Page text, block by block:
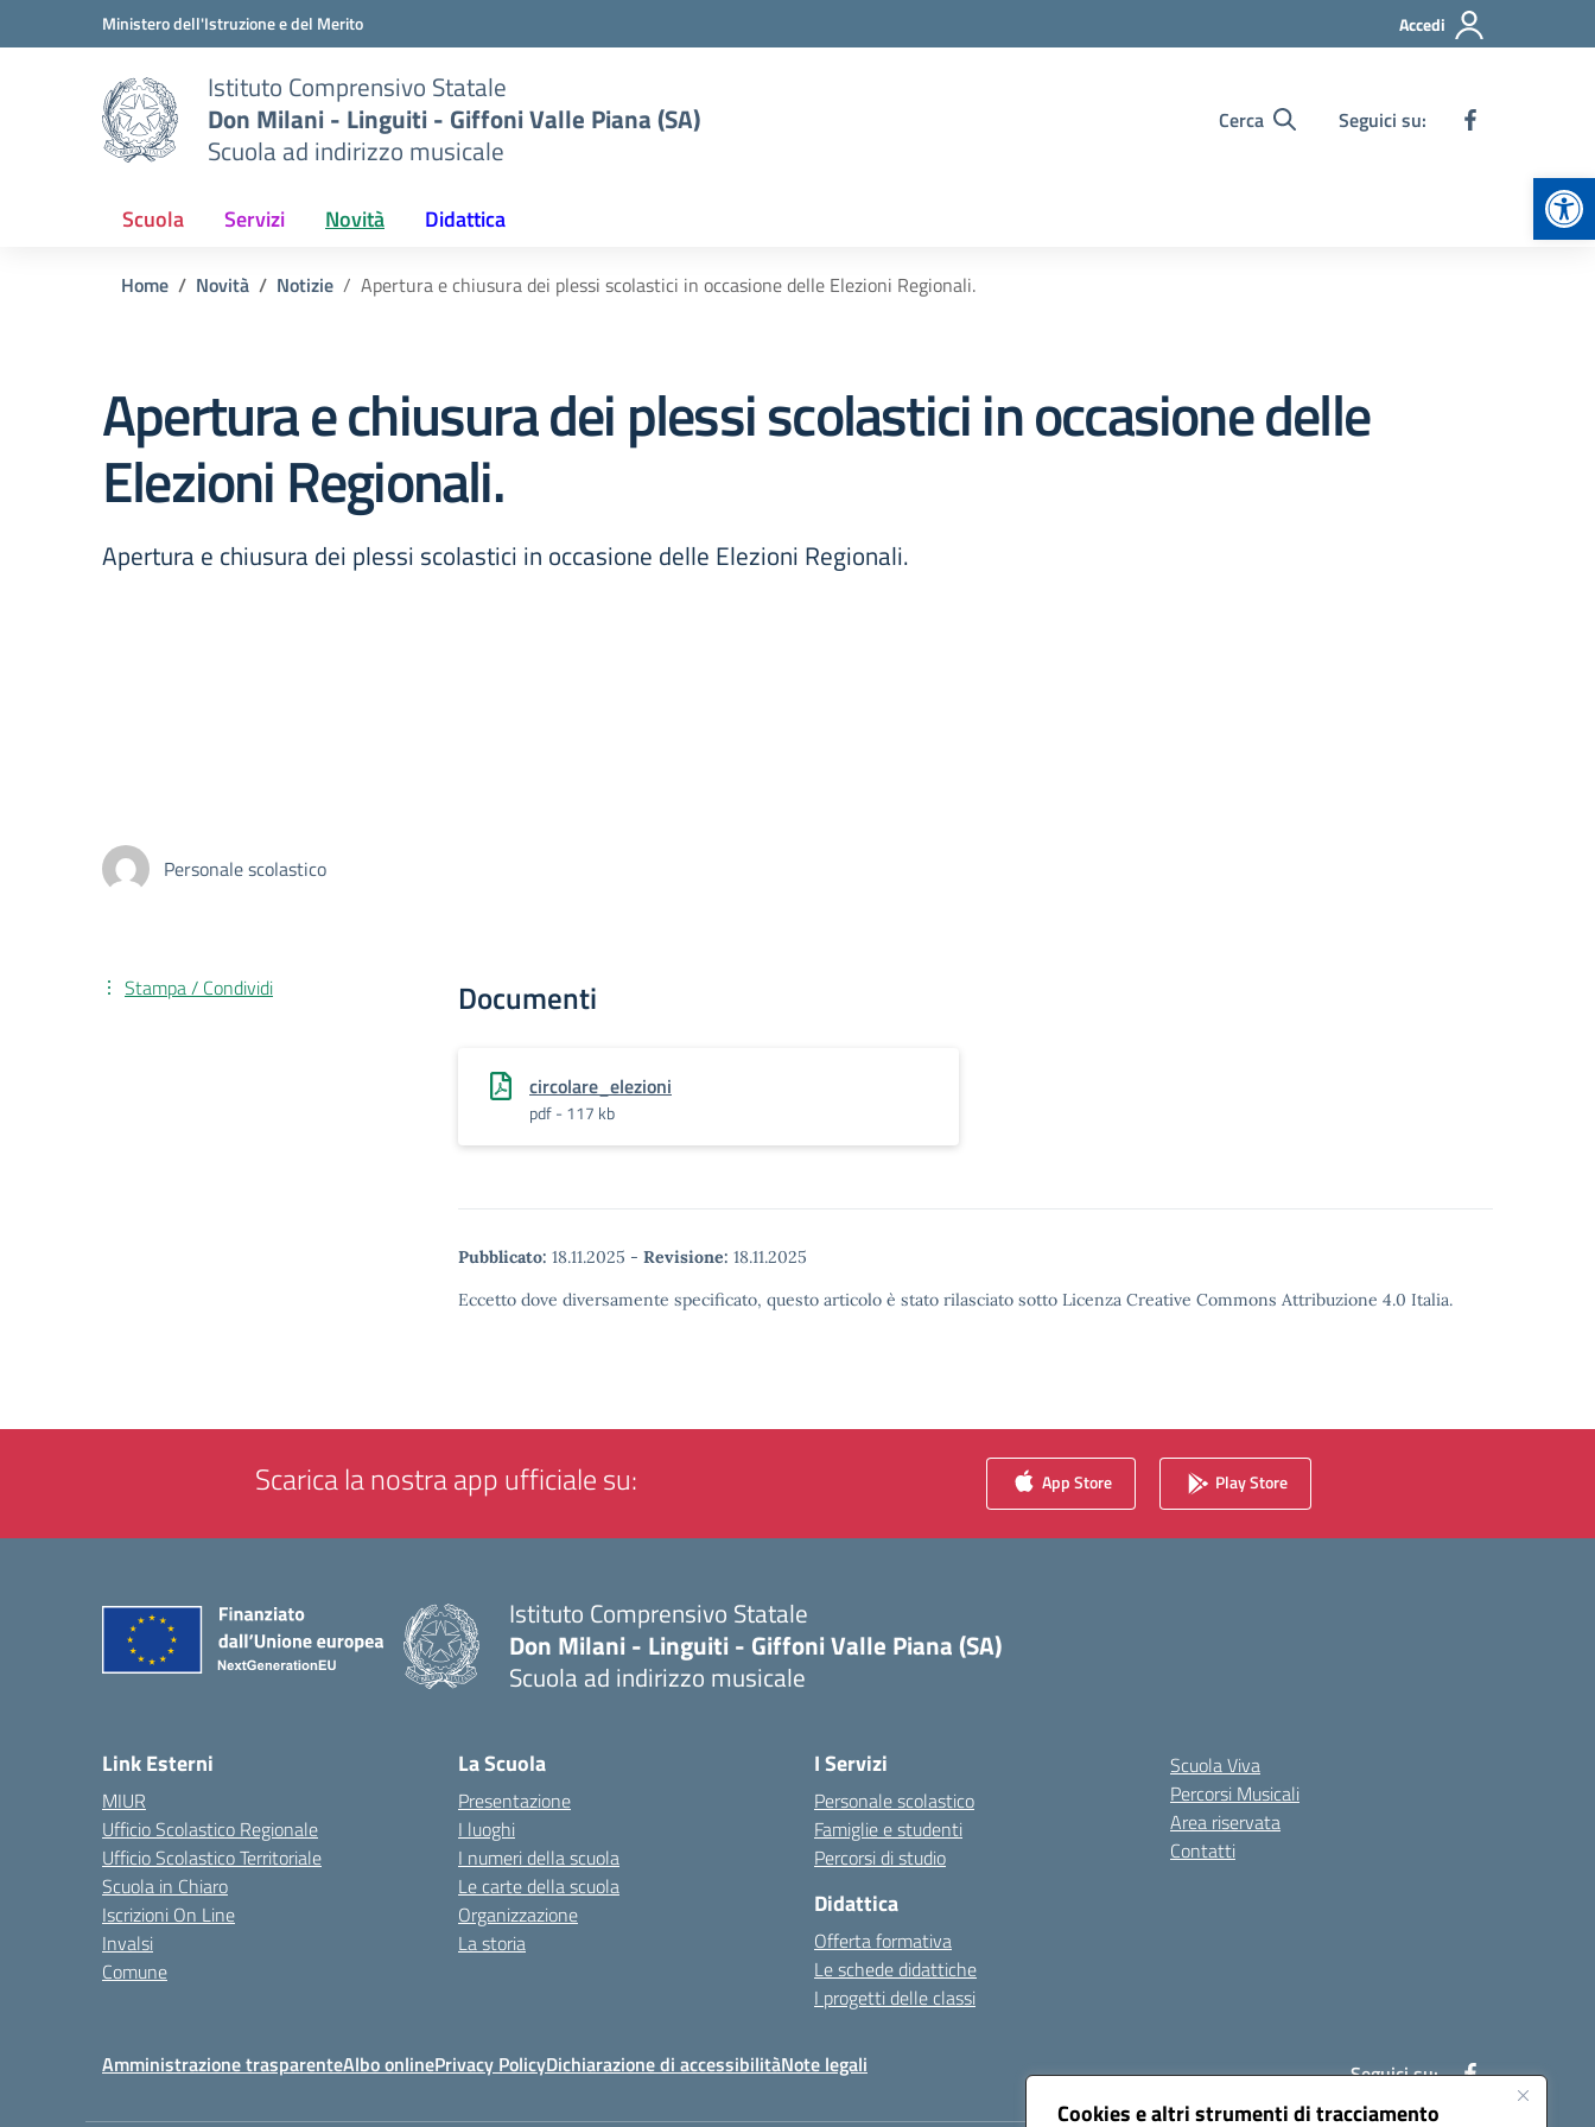
Cookies e altri strumenti di tracciamento
Vai ai contenuti
Vai al menu di navigazioneMinistero dell'Istruzione e del Merito Accedi
Istituto Comprensivo Statale
Don Milani - Linguiti - Giffoni Valle Piana (SA)
Scuola ad indirizzo musicale
Cerca Seguici su:
Scuola Servizi Novità Didattica
Home Novità Notizie Apertura e chiusura dei plessi scolastici in occasione delle Elezioni Regionali.
Apertura e chiusura dei plessi scolastici in occasione delle
Elezioni Regionali.
Apertura e chiusura dei plessi scolastici in occasione delle Elezioni Regionali.
Personale scolastico
Documenti
circolare_elezioni
pdf - 117 kb
Pubblicato: 18.11.2025 - Revisione: 18.11.2025
Eccetto dove diversamente specificato, questo articolo è stato rilasciato sotto Licenza Creative Commons Attribuzione 4.0 Italia.
Stampa / Condividi
Scarica la nostra app ufficiale su: App Store Play Store
Istituto Comprensivo Statale
Don Milani - Linguiti - Giffoni Valle Piana (SA)
Scuola ad indirizzo musicale
Link Esterni
MIUR
Ufficio Scolastico Regionale
Ufficio Scolastico Territoriale
Scuola in Chiaro
Iscrizioni On Line
Invalsi
Comune
La Scuola
Presentazione
I luoghi
I numeri della scuola
Le carte della scuola
Organizzazione
La storia
I Servizi
Personale scolastico
Famiglie e studenti
Percorsi di studio
Didattica
Offerta formativa
Le schede didattiche
I progetti delle classi
Scuola Viva
Percorsi Musicali
Area riservata
Contatti
Amministrazione trasparenteAlbo onlinePrivacy PolicyDichiarazione di accessibilitàNote legali Seguici su: